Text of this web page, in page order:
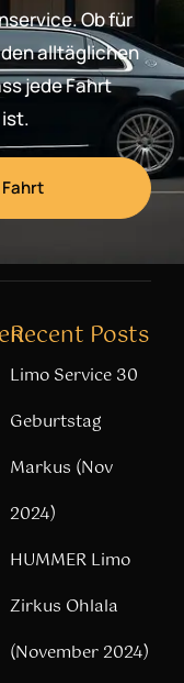
Ob für
alltäglichen
jede Fahrt
Recent Posts
Limo Service 30
Geburtstag
Markus (Nov
2024)
HUMMER Limo
Zirkus Ohlala
(November 2024)